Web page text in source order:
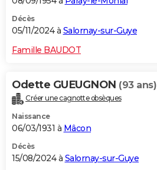
Décès
05/11/2024 à Salornay-sur-Guye
Famille BAUDOT
Odette GUEUGNON (93 ans)
Créer une cagnotte obsèques
Naissance
06/03/1931 à Mâcon
Décès
15/08/2024 à Salornay-sur-Guye